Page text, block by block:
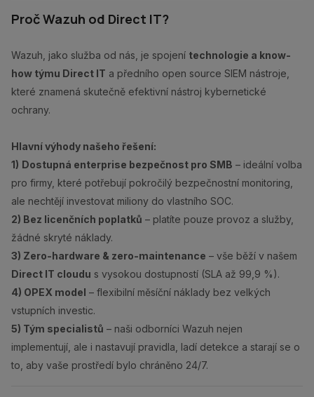
Proč Wazuh od Direct IT?
Wazuh, jako služba od nás, je spojení technologie a know-
how týmu Direct IT a předního open source SIEM nástroje,
které znamená skutečně efektivní nástroj kybernetické
ochrany.
Hlavní výhody našeho řešení:
1) Dostupná enterprise bezpečnost pro SMB – ideální volba
pro firmy, které potřebují pokročilý bezpečnostní monitoring,
ale nechtějí investovat miliony do vlastního SOC.
2) Bez licenčních poplatků – platíte pouze provoz a služby,
žádné skryté náklady.
3) Zero-hardware & zero-maintenance – vše běží v našem
Direct IT cloudu s vysokou dostupností (SLA až 99,9 %).
4) OPEX model – flexibilní měsíční náklady bez velkých
vstupních investic.
5) Tým specialistů – naši odborníci Wazuh nejen
implementují, ale i nastavují pravidla, ladí detekce a starají se o
to, aby vaše prostředí bylo chráněno 24/7.